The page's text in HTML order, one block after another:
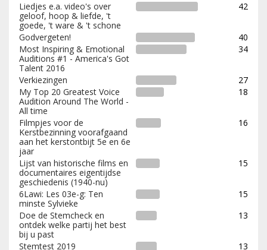
Liedjes e.a. video's over
geloof, hoop & liefde, 't
goede, 't ware & 't schone
42
Godvergeten!
40
Most Inspiring & Emotional
Auditions #1 - America's Got
Talent 2016
34
Verkiezingen
27
My Top 20 Greatest Voice
Audition Around The World -
All time
18
Filmpjes voor de
Kerstbezinning voorafgaand
aan het kerstontbijt 5e en 6e
jaar
16
Lijst van historische films en
documentaires eigentijdse
geschiedenis (1940-nu)
15
6Lawi: Les 03e-g: Ten
minste Sylvieke
15
Doe de Stemcheck en
ontdek welke partij het best
bij u past
13
Stemtest 2019 13